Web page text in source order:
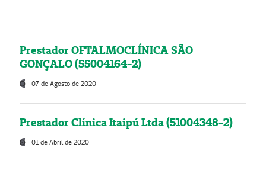
Prestador OFTALMOCLÍNICA SÃO
GONÇALO (55004164-2)
07 de Agosto de 2020
Prestador Clínica Itaipú Ltda (51004348-2)
01 de Abril de 2020